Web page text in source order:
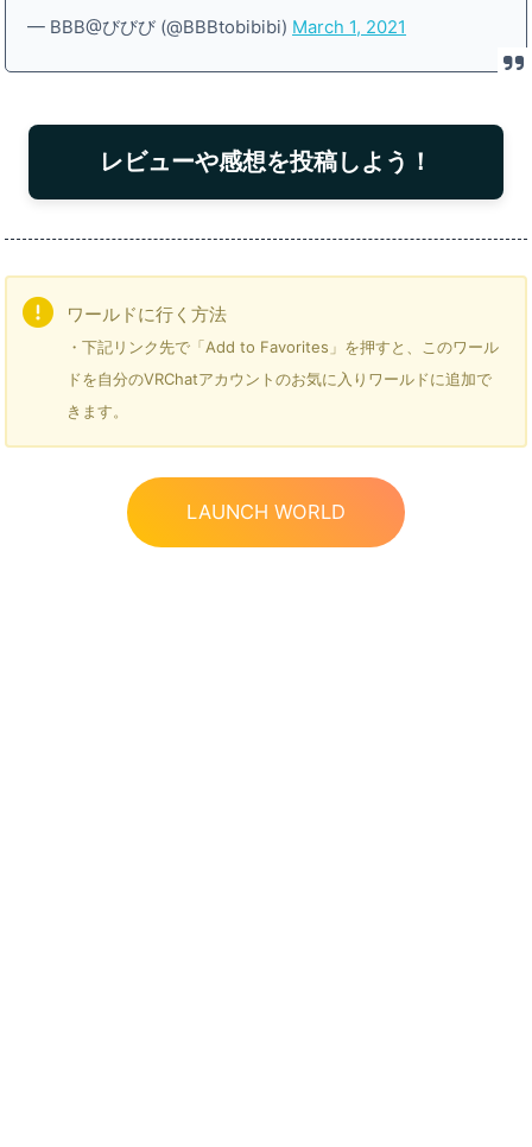
— BBB@びびび (@BBBtobibibi) March 1, 2021
レビューや感想を投稿しよう！
ワールドに行く方法
・下記リンク先で「Add to Favorites」を押すと、このワール
ドを自分のVRChatアカウントのお気に入りワールドに追加で
きます。
LAUNCH WORLD